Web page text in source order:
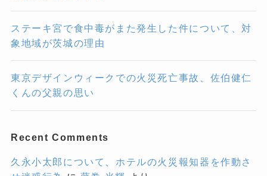
ステーキ宮で食中毒がまた発生した件について、対
象地域が茨城の理由
東京デザインウィークでの火災死亡事故、佐伯健仁
くんの父親の思い
Recent Comments
久永小太郎について、ホテルの火災報知器を作動さ